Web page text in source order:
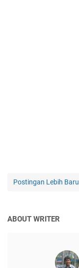
Postingan Lebih Baru
ABOUT WRITER